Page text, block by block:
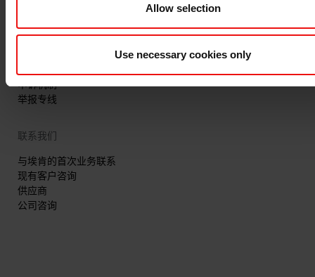
Allow selection
Use necessary cookies only
隐私和 cookies
发票信息
申诉机制
举报专线
联系我们
与埃肯的首次业务联系
现有客户咨询
供应商
公司咨询